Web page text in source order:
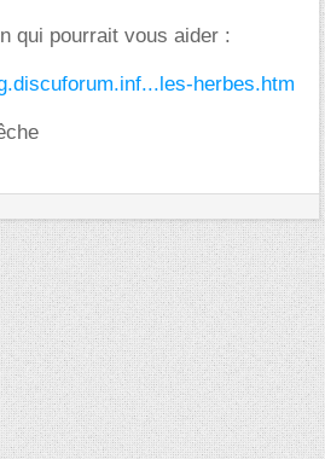
qui pourrait vous aider :
herbes.htm